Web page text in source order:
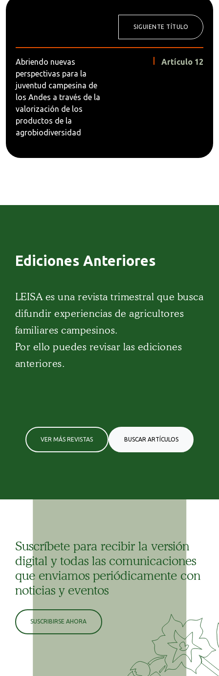
SIGUIENTE TÍTULO
Abriendo nuevas
perspectivas para la
juventud campesina de
los Andes a través de la
valorización de los
productos de la
agrobiodiversidad
Artículo 12
Ediciones Anteriores
LEISA es una revista trimestral que busca
difundir experiencias de agricultores
familiares campesinos.
Por ello puedes revisar las ediciones
anteriores.
VER MÁS REVISTAS BUSCAR ARTÍCULOS
Suscríbete para recibir la versión
digital y todas las comunicaciones
que enviamos periódicamente con
noticias y eventos
SUSCRIBIRSE AHORA